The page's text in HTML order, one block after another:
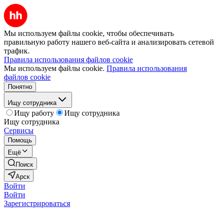
Мы используем файлы cookie, чтобы обеспечивать
правильную работу нашего веб-сайта и анализировать сетевой
трафик.
Правила использования файлов cookie
Мы используем файлы cookie. Правила использования
файлов cookie
Понятно
Ищу сотрудника
Ищу работу
Ищу сотрудника
Ищу сотрудника
Сервисы
Помощь
Ещё
Поиск
Арск
Войти
Войти
Зарегистрироваться